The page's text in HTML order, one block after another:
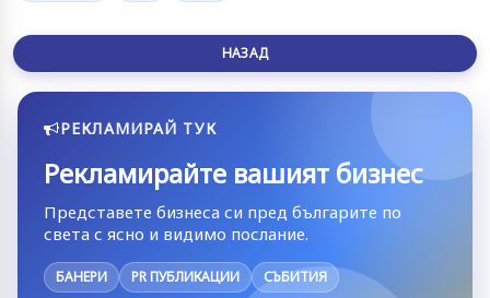
НАЗАД
РЕКЛАМИРАЙ ТУК
Рекламирайте вашият бизнес
Представете бизнеса си пред българите по
света с ясно и видимо послание.
БАНЕРИ PR ПУБЛИКАЦИИ СЪБИТИЯ